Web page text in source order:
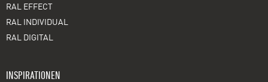
RAL EFFECT
RAL INDIVIDUAL
RAL DIGITAL
INSPIRATIONEN